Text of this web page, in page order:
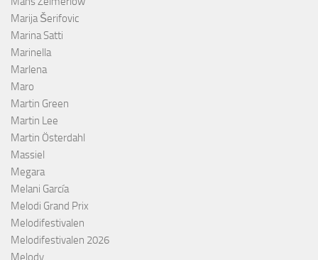
Marija Šerifovic
Marina Satti
Marinella
Marlena
Maro
Martin Green
Martin Lee
Martin Österdahl
Massiel
Megara
Melani García
Melodi Grand Prix
Melodifestivalen
Melodifestivalen 2026
Melody